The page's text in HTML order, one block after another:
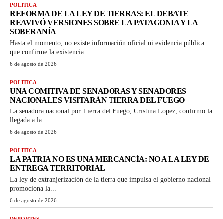
POLITICA
REFORMA DE LA LEY DE TIERRAS: EL DEBATE
REAVIVÓ VERSIONES SOBRE LA PATAGONIA Y LA
SOBERANÍA
Hasta el momento, no existe información oficial ni evidencia pública
que confirme la existencia...
6 de agosto de 2026
POLITICA
UNA COMITIVA DE SENADORAS Y SENADORES
NACIONALES VISITARÁN TIERRA DEL FUEGO
La senadora nacional por Tierra del Fuego, Cristina López, confirmó la
llegada a la...
6 de agosto de 2026
POLITICA
LA PATRIA NO ES UNA MERCANCÍA: NO A LA LEY DE
ENTREGA TERRITORIAL
La ley de extranjerización de la tierra que impulsa el gobierno nacional
promociona la...
6 de agosto de 2026